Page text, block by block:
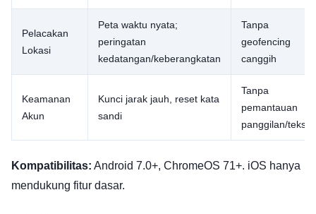
Pelacakan
Lokasi
Peta waktu nyata;
peringatan
kedatangan/keberangkatan
Tanpa
geofencing
canggih
Keamanan
Akun
Kunci jarak jauh, reset kata
sandi
Tanpa
pemantauan
panggilan/teks
Kompatibilitas: Android 7.0+, ChromeOS 71+. iOS hanya
mendukung fitur dasar.